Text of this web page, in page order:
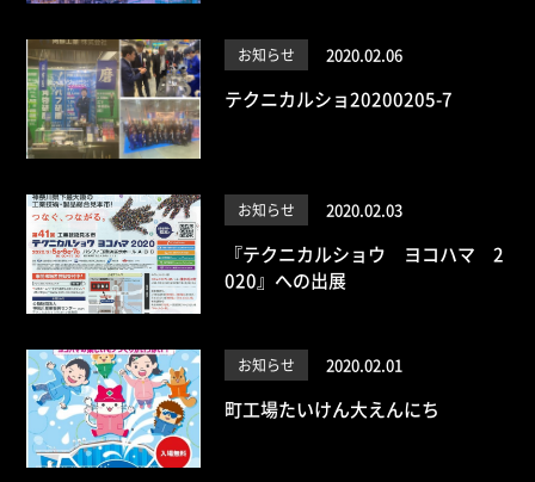
お知らせ 2020.02.06
テクニカルショ20200205-7
お知らせ 2020.02.03
『テクニカルショウ ヨコハマ 2
020』への出展
お知らせ 2020.02.01
町工場たいけん大えんにち